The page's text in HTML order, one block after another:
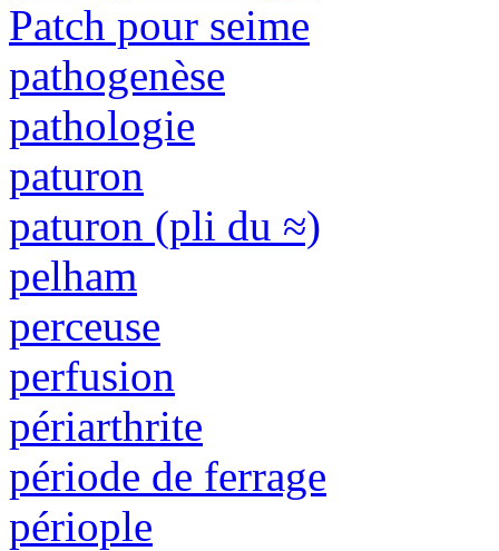
Patch pour seime
pathogenèse
pathologie
paturon
paturon (pli du ≈)
pelham
perceuse
perfusion
périarthrite
période de ferrage
périople